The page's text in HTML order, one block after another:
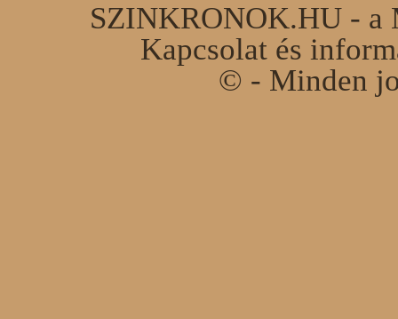
SZINKRONOK.HU - a
Kapcsolat és
© - Minden